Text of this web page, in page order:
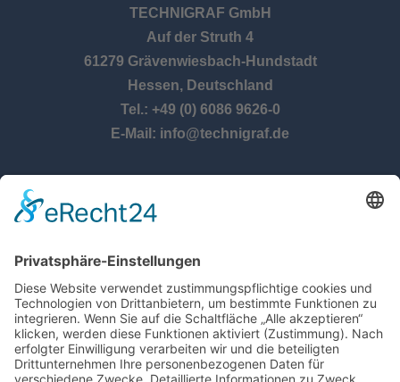
TECHNIGRAF GmbH
Auf der Struth 4
61279 Grävenwiesbach-Hundstadt
Hessen, Deutschland
Tel.: +49 (0) 6086 9626-0
E-Mail: info@technigraf.de
ÖFFNUNGSZEITEN
8:00 Uhr – 17:00 Uhr
Freitag:
8:00 Uhr – 14:30 Uhr